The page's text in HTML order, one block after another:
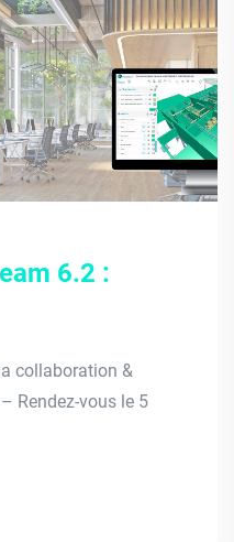
6.2 :
collaboration &
Rendez-vous le 5